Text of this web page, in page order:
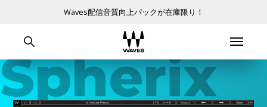
Waves配信音質向上パックが在庫限り！
Spherix